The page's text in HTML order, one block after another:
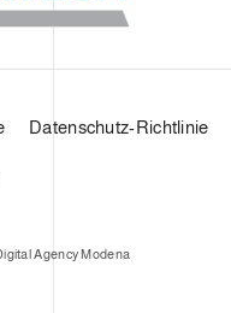
Datenschutz-Richtlinie
Agency Modena